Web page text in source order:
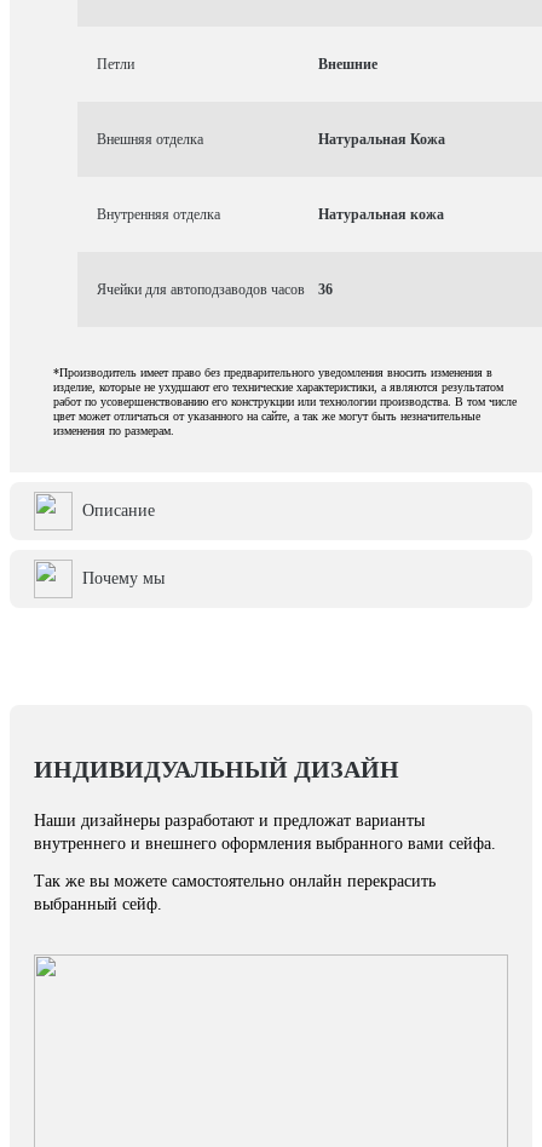
Петли Внешние
Внешняя отделка Натуральная Кожа
Внутренняя отделка Натуральная кожа
Ячейки для автоподзаводов часов 36
*Производитель имеет право без предварительного уведомления вносить изменения в
изделие, которые не ухудшают его технические характеристики, а являются результатом
работ по усовершенствованию его конструкции или технологии производства. В том числе
цвет может отличаться от указанного на сайте, а так же могут быть незначительные
изменения по размерам.
Описание
Почему мы
ИНДИВИДУАЛЬНЫЙ ДИЗАЙН
Наши дизайнеры разработают и предложат варианты
внутреннего и внешнего оформления выбранного вами сейфа.
Так же вы можете самостоятельно онлайн перекрасить
выбранный сейф.